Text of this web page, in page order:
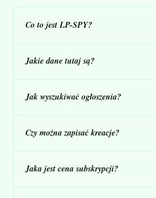
Co to jest LP-SPY?
Jakie dane tutaj są?
Jak wyszukiwać ogłoszenia?
Czy można zapisać kreacje?
Jaka jest cena subskrypcji?